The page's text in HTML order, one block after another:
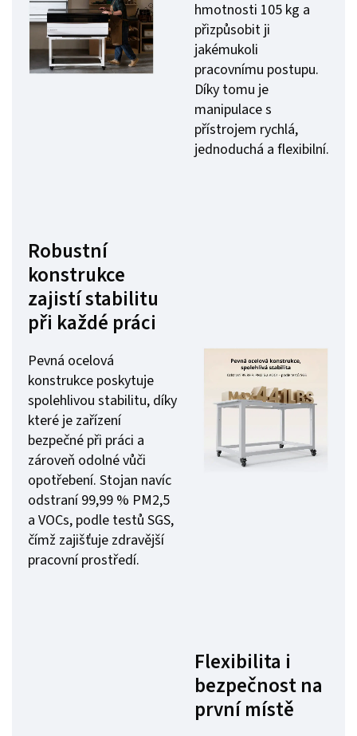
hmotnosti 105 kg a
přizpůsobit ji
jakémukoli
pracovnímu postupu.
Díky tomu je
manipulace s
přístrojem rychlá,
jednoduchá a flexibilní.
Robustní
konstrukce
zajistí stabilitu
při každé práci
Pevná ocelová
konstrukce poskytuje
spolehlivou stabilitu, díky
které je zařízení
bezpečné při práci a
zároveň odolné vůči
opotřebení. Stojan navíc
odstraní 99,99 % PM2,5
a VOCs, podle testů SGS,
čímž zajišťuje zdravější
pracovní prostředí.
Flexibilita i
bezpečnost na
první místě